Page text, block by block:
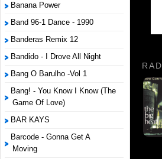
Banana Power
Band 96-1 Dance - 1990
Banderas Remix 12
Bandido - I Drove All Night
Bang O Barulho -Vol 1
Bang! - You Know I Know (The
Game Of Love)
BAR KAYS
Barcode - Gonna Get A
Moving